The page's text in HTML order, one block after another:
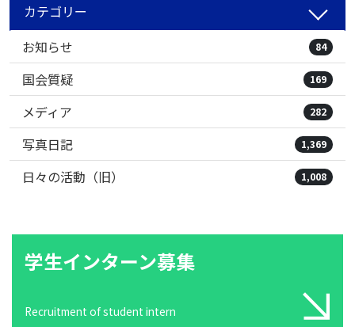
カテゴリー
お知らせ
84
国会質疑 169
メディア 282
写真日記 1,369
日々の活動（旧） 1,008
学生インターン募集
Recruitment of student intern